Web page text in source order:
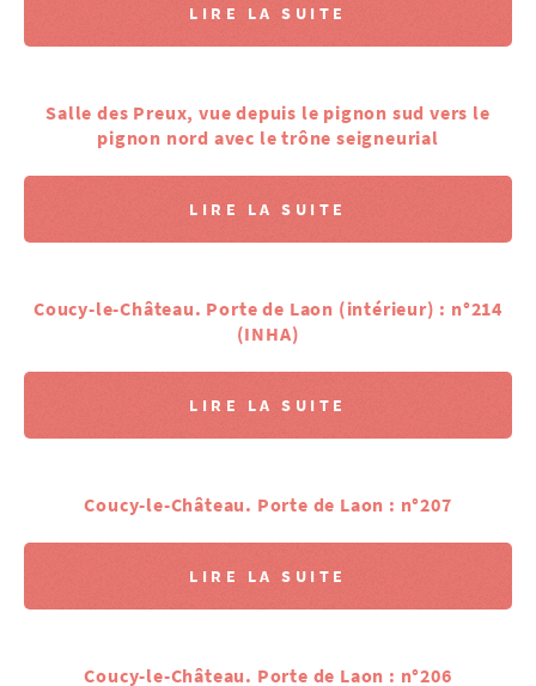
LIRE LA SUITE
Salle des Preux, vue depuis le pignon sud vers le
pignon nord avec le trône seigneurial
LIRE LA SUITE
Coucy-le-Château. Porte de Laon (intérieur) : n°214
(INHA)
LIRE LA SUITE
Coucy-le-Château. Porte de Laon : n°207
LIRE LA SUITE
Coucy-le-Château. Porte de Laon : n°206